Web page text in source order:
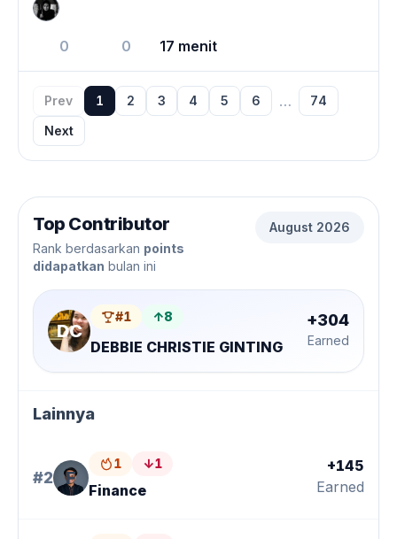
0 0 17 menit
Prev 1 2 3 4 5 6 …
74
Next
Top Contributor
Rank berdasarkan points
didapatkan bulan ini
August 2026
DC
#1 ↑8
DEBBIE CHRISTIE GINTING
+304
Earned
Lainnya
#2 F
1 ↓1
Finance
+145
Earned